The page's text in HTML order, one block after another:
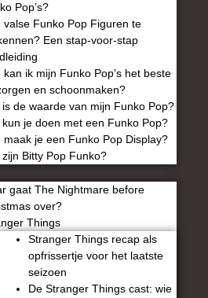
Pop’s?
valse Funko Pop Figuren te
Een stap-voor-stap
kan ik mijn Funko Pop’s het beste
en schoonmaken?
is de waarde van mijn Funko Pop?
kun je doen met een Funko Pop?
maak je een Funko Pop Display?
zijn Bitty Pop Funko?
gaat The Nightmare before
over?
Things
Stranger Things recap als
opfrissertje voor het laatste
seizoen
De Stranger Things cast: wie